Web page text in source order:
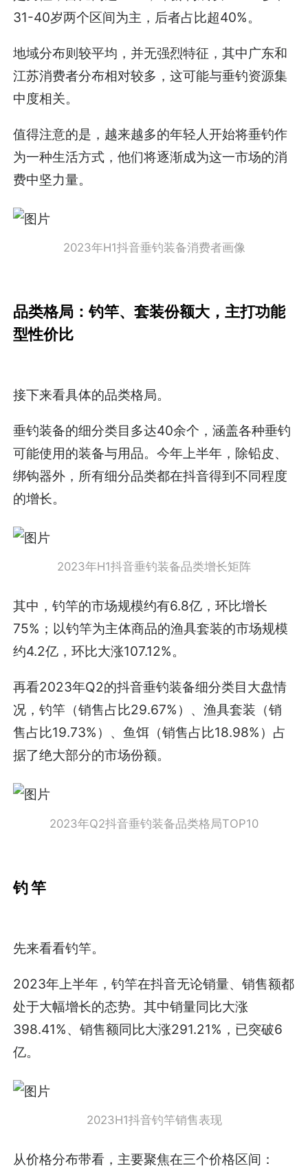
31-40岁两个区间为主，后者占比超40%。
地域分布则较平均，并无强烈特征，其中广东和
江苏消费者分布相对较多，这可能与垂钓资源集
中度相关。
值得注意的是，越来越多的年轻人开始将垂钓作
为一种生活方式，他们将逐渐成为这一市场的消
费中坚力量。
2023年H1抖音垂钓装备消费者画像
品类格局：钓竿、套装份额大，主打功能
型性价比
接下来看具体的品类格局。
垂钓装备的细分类目多达40余个，涵盖各种垂钓
可能使用的装备与用品。今年上半年，除铅皮、
绑钩器外，所有细分品类都在抖音得到不同程度
的增长。
2023年H1抖音垂钓装备品类增长矩阵
其中，钓竿的市场规模约有6.8亿，环比增长
75%；以钓竿为主体商品的渔具套装的市场规模
约4.2亿，环比大涨107.12%。
再看2023年Q2的抖音垂钓装备细分类目大盘情
况，钓竿（销售占比29.67%）、渔具套装（销
售占比19.73%）、鱼饵（销售占比18.98%）占
据了绝大部分的市场份额。
2023年Q2抖音垂钓装备品类格局TOP10
钓 竿
先来看看钓竿。
2023年上半年，钓竿在抖音无论销量、销售额都
处于大幅增长的态势。其中销量同比大涨
398.41%、销售额同比大涨291.21%，已突破6
亿。
2023H1抖音钓竿销售表现
从价格分布带看，主要聚焦在三个价格区间：